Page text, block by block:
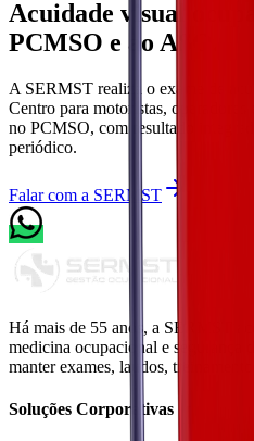
Acuidade visual
PCMSO e ao ASO.
A SERMST realiza o exame de
Centro para motoristas,
no PCMSO, com resultado
periódico.
Falar com a SERMST
Há mais de 55 anos, a SERMST
medicina ocupacional e segurança
manterexames, laudos,
Soluções Corporativas